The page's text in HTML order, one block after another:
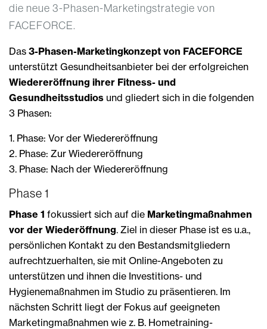
die neue 3-Phasen-Marketingstrategie von
FACEFORCE.
Das 3-Phasen-Marketingkonzept von FACEFORCE
unterstützt Gesundheitsanbieter bei der erfolgreichen
Wiedereröffnung ihrer Fitness- und
Gesundheitsstudios und gliedert sich in die folgenden
3 Phasen:
1. Phase: Vor der Wiedereröffnung
2. Phase: Zur Wiedereröffnung
3. Phase: Nach der Wiedereröffnung
Phase 1
Phase 1 fokussiert sich auf die Marketingmaßnahmen
vor der Wiederöffnung. Ziel in dieser Phase ist es u.a.,
persönlichen Kontakt zu den Bestandsmitgliedern
aufrechtzuerhalten, sie mit Online-Angeboten zu
unterstützen und ihnen die Investitions- und
Hygienemaßnahmen im Studio zu präsentieren. Im
nächsten Schritt liegt der Fokus auf geeigneten
Marketingmaßnahmen wie z. B. Hometraining-